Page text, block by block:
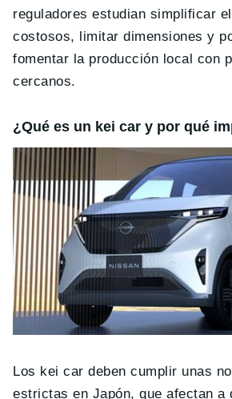
reguladores estudian simplificar
costosos, limitar dimensiones y
fomentar la producción local con
cercanos.
¿Qué es un kei car y por qué
Los kei car deben cumplir unas
estrictas en Japón, que afectan a